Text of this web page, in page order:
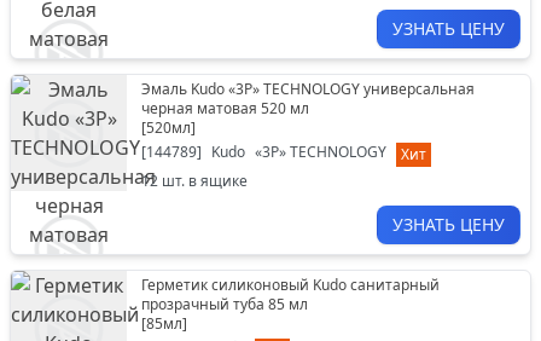
УЗНАТЬ ЦЕНУ
Эмаль Kudo «3P» TECHNOLOGY универсальная
черная матовая 520 мл
[520мл]
[144789] Kudo «3P» TECHNOLOGY
Хит
12 шт. в ящике
УЗНАТЬ ЦЕНУ
Герметик силиконовый Kudo санитарный
прозрачный туба 85 мл
[85мл]